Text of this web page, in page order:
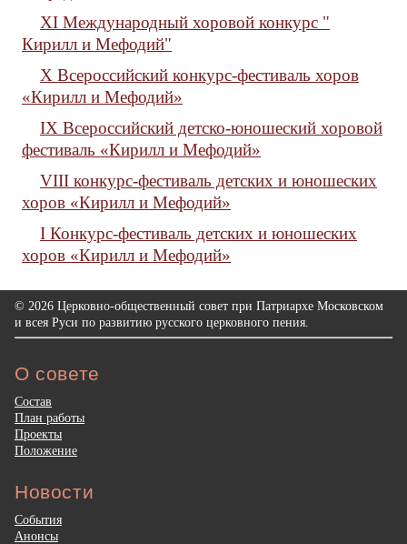
XI Международный хоровой конкурс "
Кирилл и Мефодий"
X Всероссийский конкурс-фестиваль хоров
«Кирилл и Мефодий»
IX Всероссийский детско-юношеский хоровой
фестиваль «Кирилл и Мефодий»
VIII конкурс-фестиваль детских и юношеских
хоров «Кирилл и Мефодий»
I Конкурс-фестиваль детских и юношеских
хоров «Кирилл и Мефодий»
© 2026 Церковно-общественный совет при Патриархе Московском
и всея Руси по развитию русского церковного пения.
О совете
Состав
План работы
Проекты
Положение
Новости
События
Анонсы